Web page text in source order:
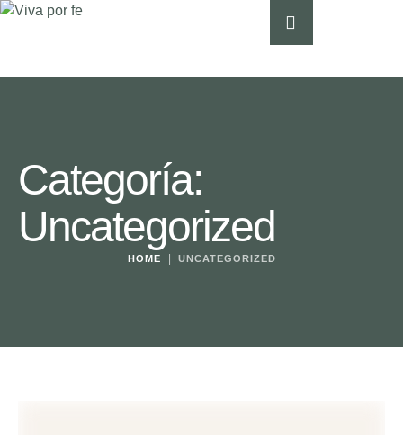
Categoría:
Uncategorized
HOME | UNCATEGORIZED